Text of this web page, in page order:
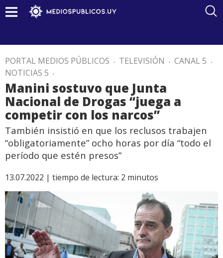
PORTAL MEDIOS PÚBLICOS . TELEVISIÓN . CANAL 5 .
NOTICIAS 5 .
Manini sostuvo que Junta
Nacional de Drogas “juega a
competir con los narcos”
También insistió en que los reclusos trabajen
“obligatoriamente” ocho horas por día “todo el
período que estén presos”
13.07.2022 | tiempo de lectura: 2 minutos